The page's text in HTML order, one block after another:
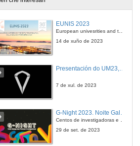
EUNIS 2023
European univesrities and the digital transformation: challenges and opportunities ahead
14 de xuño de 2023
7 de xul. de 2023
G-Night 2023. Noite Galega das Persoas Investigadoras. Conciencias creativas
Centos de investigadoras e investigadores, decenas de actividades e sete cidades
29 de set. de 2023